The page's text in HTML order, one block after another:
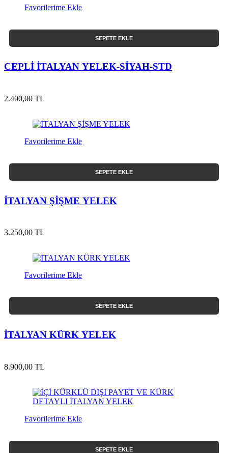
Favorilerime Ekle
SEPETE EKLE
CEPLİ İTALYAN YELEK-SİYAH-STD
2.400,00 TL
Favorilerime Ekle
SEPETE EKLE
İTALYAN ŞİŞME YELEK
3.250,00 TL
Favorilerime Ekle
SEPETE EKLE
İTALYAN KÜRK YELEK
8.900,00 TL
Favorilerime Ekle
SEPETE EKLE